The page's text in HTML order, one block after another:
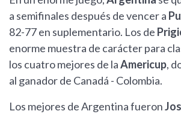
a semifinales después de vencer a
82-77 en suplementario. Los de
enorme muestra de carácter para
los cuatro mejores de laAmericup,
al ganador de Canadá - Colombia.
Los mejores de Argentina fueron